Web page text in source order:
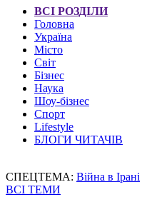
ВСІ РОЗДІЛИ
Головна
Україна
Місто
Світ
Бізнес
Наука
Шоу-бізнес
Спорт
Lifestyle
БЛОГИ ЧИТАЧІВ
СПЕЦТЕМА: Війна в Ірані
ВСІ ТЕМИ